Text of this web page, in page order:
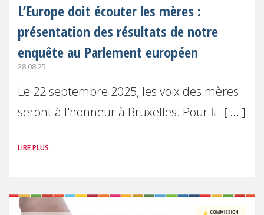
L’Europe doit écouter les mères :
présentation des résultats de notre
enquête au Parlement européen
28.08.25
Le 22 septembre 2025, les voix des mères
seront à l'honneur à Bruxelles. Pour la
(MMM) présentera les résultats de son
LIRE PLUS